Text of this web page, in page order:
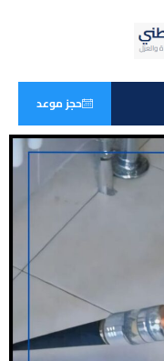
حجز موعد